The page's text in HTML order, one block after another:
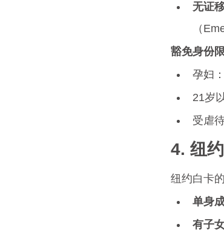
无证
（
豁免身份
孕妇
21岁
受虐
4. 纽
纽约白卡
单身
有子